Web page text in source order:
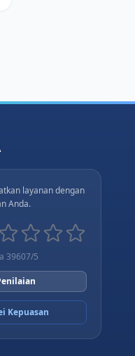
layanan dengan
Anda.
39607/5
Kepuasan